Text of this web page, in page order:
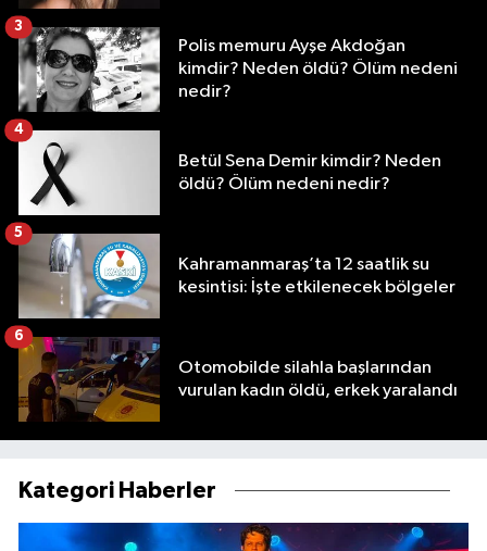
Polis memuru Ayşe Akdoğan
kimdir? Neden öldü? Ölüm nedeni
nedir?
3
Betül Sena Demir kimdir? Neden
öldü? Ölüm nedeni nedir?
4
Kahramanmaraş’ta 12 saatlik su
kesintisi: İşte etkilenecek bölgeler
5
Otomobilde silahla başlarından
vurulan kadın öldü, erkek yaralandı
6
Kategori Haberler